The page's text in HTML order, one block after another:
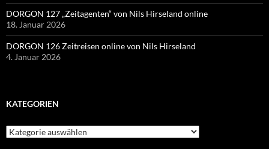
DORGON 127 „Zeitagenten“ von Nils Hirseland online
18. Januar 2026
DORGON 126 Zeitreisen online von Nils Hirseland
4. Januar 2026
KATEGORIEN
Kategorien